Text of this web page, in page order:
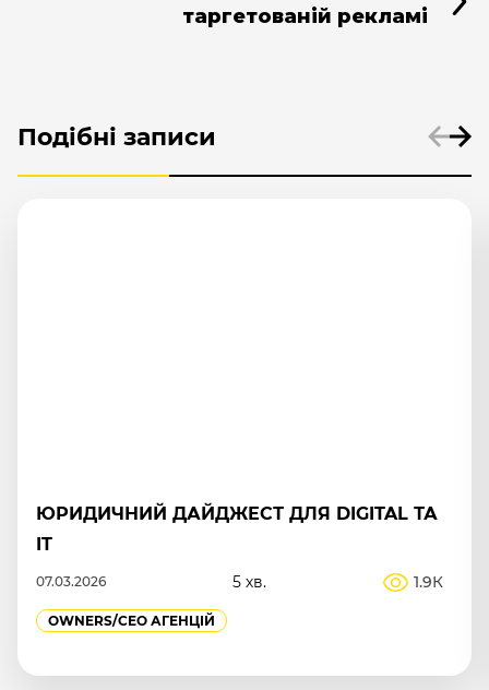
таргетованій рекламі
Подібні записи
АНАЛІЗ ТА ПРОГНОЗУВАННЯ ПОПИТУ В
БІЗНЕСІ: ЯК ЗРОЗУМІТИ РЕАЛЬНІ ПОТРЕБИ
РИНКУ ТА КЛІЄНТІВ
07.07.2026